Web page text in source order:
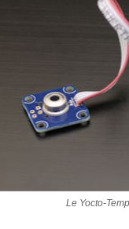
Le Yocto-